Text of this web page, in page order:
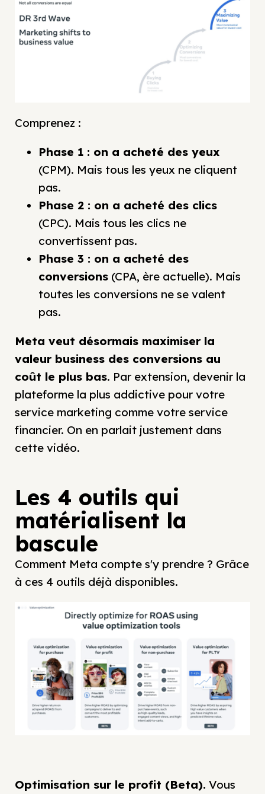
Comprenez :
Phase 1 : on a acheté des yeux
(CPM). Mais tous les yeux ne cliquent
pas.
Phase 2 : on a acheté des clics
(CPC). Mais tous les clics ne
convertissent pas.
Phase 3 : on a acheté des
conversions (CPA, ère actuelle). Mais
toutes les conversions ne se valent
pas.
Meta veut désormais maximiser la
valeur business des conversions au
coût le plus bas. Par extension, devenir la
plateforme la plus addictive pour votre
service marketing comme votre service
financier. On en parlait justement dans
cette vidéo.
Les 4 outils qui
matérialisent la
bascule
Comment Meta compte s'y prendre ? Grâce
à ces 4 outils déjà disponibles.
Optimisation sur le profit (Beta). Vous